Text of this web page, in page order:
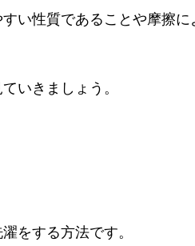
い性質であることや摩擦
いきましょう。
をする方法です。